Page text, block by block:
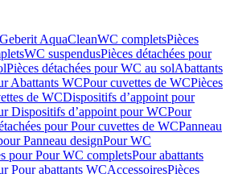
AquaCleanWC completsPièces
WC suspendusPièces détachées pour
Pièces détachées pour WC au solAbattants
Abattants WCPour cuvettes de WCPièces
de WCDispositifs d’appoint pour
Dispositifs d’appoint pour WCPour
pour Pour cuvettes de WCPanneau
Panneau designPour WC
pour Pour WC completsPour abattants
Pour abattants WCAccessoiresPièces